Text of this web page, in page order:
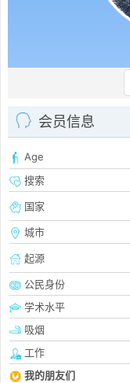
会员信息
Age
搜索
国家
城市
起源
公民身份
学术水平
吸烟
工作
我的朋友们